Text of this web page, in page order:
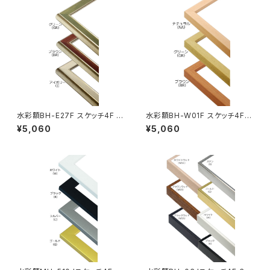
水彩額BH-E27F スケッチ4F 3
52×443ミリ
¥5,060
水彩額BH-W01F スケッチ4F 3
52×443ミリ
¥5,060